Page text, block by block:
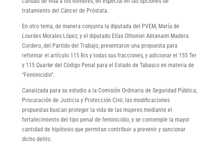
tratamiento del Cáncer de Próstata.
En otro tema, de manera conjunta la diputada del PVEM, María de
Lourdes Morales López, y el diputado Elías Othoniel Abtanaim Madera
Cordero, del Partido del Trabajo, presentaron una propuesta para
reformar el artículo 115 Bis y todas sus fracciones, y adicionar el 155 Ter
y 115 Quarterdel Código Penal para el Estado de Tabasco en materia de
“Feminicidio”.
Canalizada para su estudio a la Comisión Ordinaria de Seguridad Pública,
Procuración de Justicia y Protección Civil, las modificaciones
propuestas buscan proteger la vida de las mujeres mediante el
fortalecimiento del tipo penal de feminicidio, y se contemple la mayor
cantidad de hipótesis que permitan contribuir a prevenir y sancionar
dicho delito.